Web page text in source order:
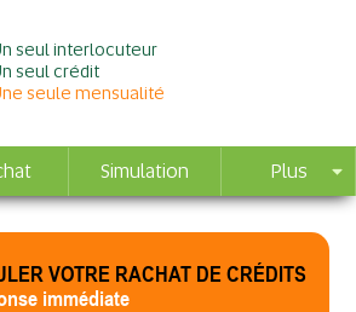
seul interlocuteur
seul crédit
seule mensualité
Simulation Plus
VOTRE RACHAT DE CRÉDITS
immédiate